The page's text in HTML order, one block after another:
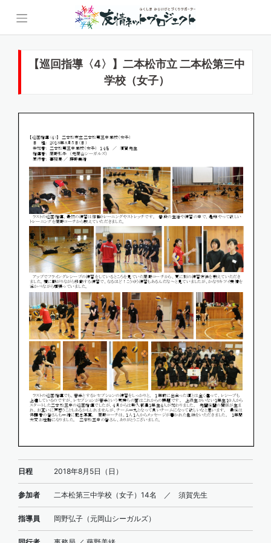
【巡回指導〈4〉】二本松市立 二本松第三中
学校（女子）
日程 2018年8月5日（日）
参加者 二本松第三中学校（女子）14名 ／ 須賀先生
指導員 岡野弘子（元岡山シーガルズ）